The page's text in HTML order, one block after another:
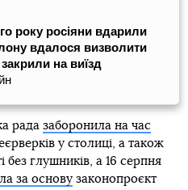
року росіяни вдарили
вдалося визволити
на виїзд
рада заборонила на час
у столиці, а також
без глушників, а 16 серпня
за основузаконопроєкт